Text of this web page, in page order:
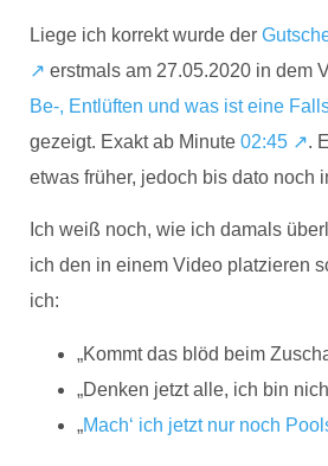
Liege ich korrekt wurde der
↗ erstmals am 27.05.2020 in dem
Be-, Entlüften und was ist eine
gezeigt. Exakt ab Minute 02:45 ↗.
etwas früher, jedoch bis dato noch
Ich weiß noch, wie ich damals
ich den in einem Video platzieren
ich:
„Kommt das blöd beim
„Denken jetzt alle, ich bin
„Mach‘ ich jetzt nur noch